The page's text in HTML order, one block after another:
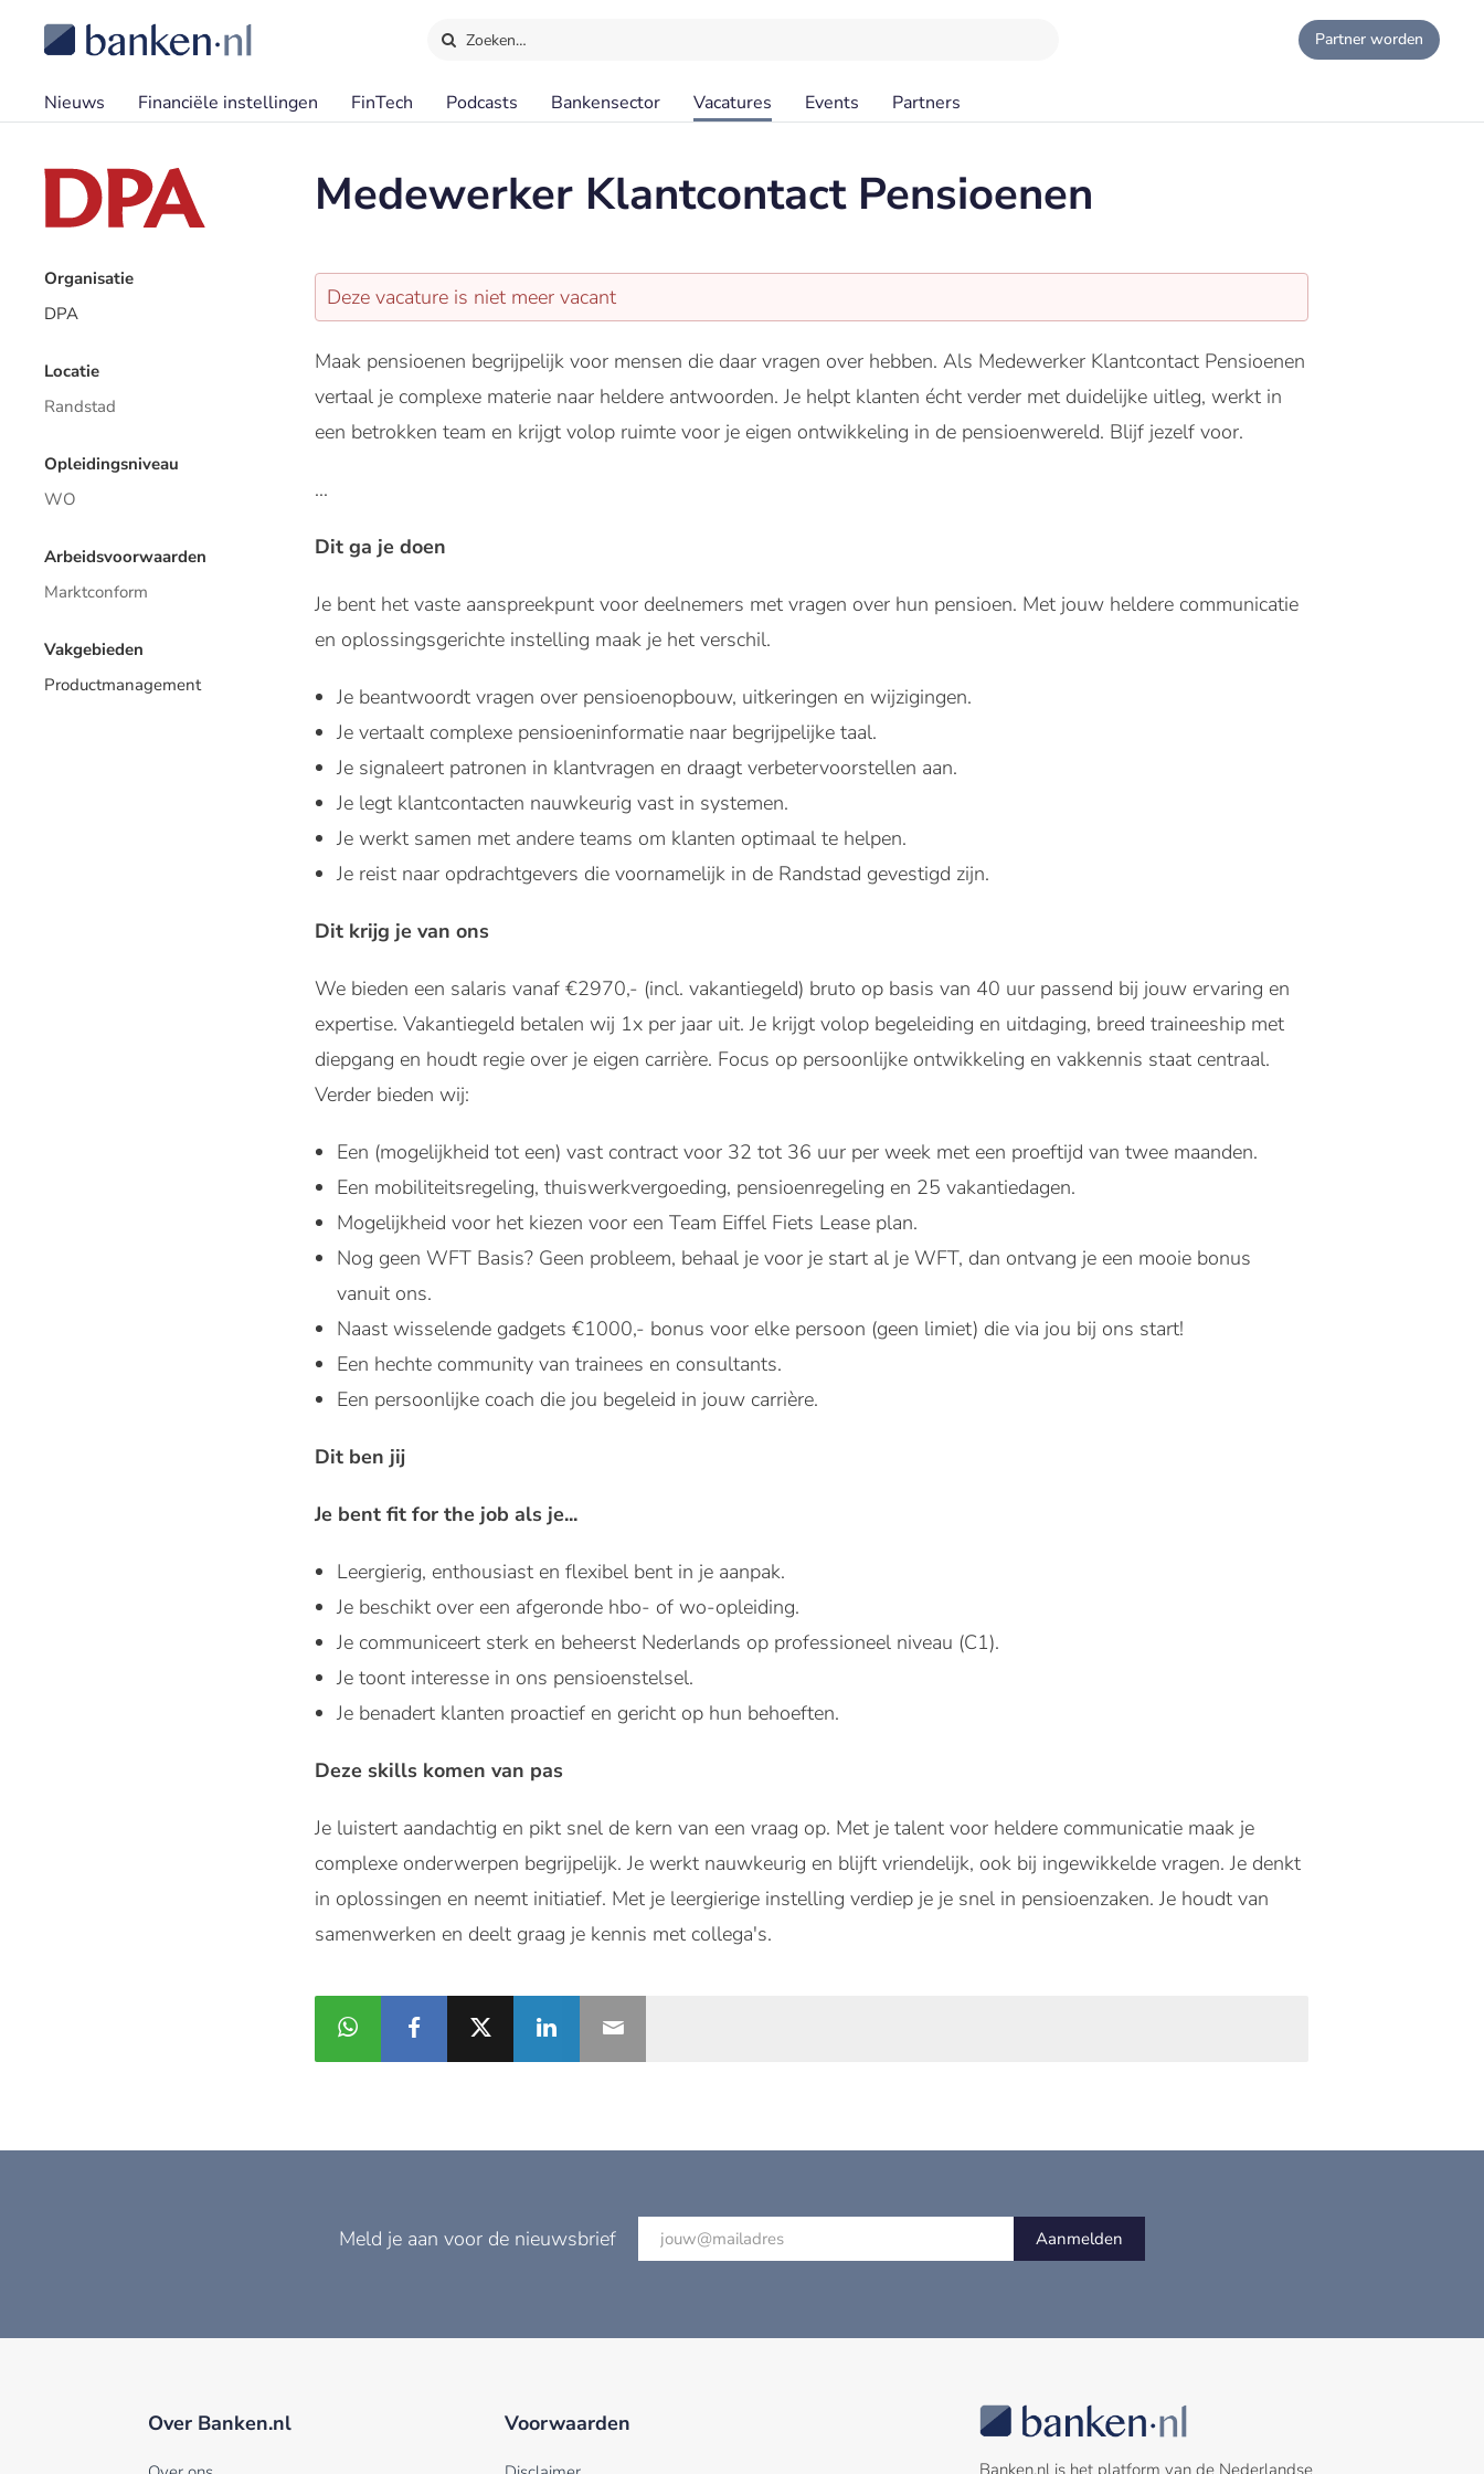
Zoeken… Partner worden
Nieuws Financiële instellingen FinTech Podcasts Bankensector Vacatures Events Partners
Medewerker Klantcontact Pensioenen
Organisatie
DPA
Locatie
Randstad
Opleidingsniveau
WO
Arbeidsvoorwaarden
Marktconform
Vakgebieden
Productmanagement
Deze vacature is niet meer vacant
Maak pensioenen begrijpelijk voor mensen die daar vragen over hebben. Als Medewerker Klantcontact Pensioenen
vertaal je complexe materie naar heldere antwoorden. Je helpt klanten écht verder met duidelijke uitleg, werkt in
een betrokken team en krijgt volop ruimte voor je eigen ontwikkeling in de pensioenwereld. Blijf jezelf voor.
...
Dit ga je doen
Je bent het vaste aanspreekpunt voor deelnemers met vragen over hun pensioen. Met jouw heldere communicatie
en oplossingsgerichte instelling maak je het verschil.
Je beantwoordt vragen over pensioenopbouw, uitkeringen en wijzigingen.
Je vertaalt complexe pensioeninformatie naar begrijpelijke taal.
Je signaleert patronen in klantvragen en draagt verbetervoorstellen aan.
Je legt klantcontacten nauwkeurig vast in systemen.
Je werkt samen met andere teams om klanten optimaal te helpen.
Je reist naar opdrachtgevers die voornamelijk in de Randstad gevestigd zijn.
Dit krijg je van ons
We bieden een salaris vanaf €2970,- (incl. vakantiegeld) bruto op basis van 40 uur passend bij jouw ervaring en
expertise. Vakantiegeld betalen wij 1x per jaar uit. Je krijgt volop begeleiding en uitdaging, breed traineeship met
diepgang en houdt regie over je eigen carrière. Focus op persoonlijke ontwikkeling en vakkennis staat centraal.
Verder bieden wij:
Een (mogelijkheid tot een) vast contract voor 32 tot 36 uur per week met een proeftijd van twee maanden.
Een mobiliteitsregeling, thuiswerkvergoeding, pensioenregeling en 25 vakantiedagen.
Mogelijkheid voor het kiezen voor een Team Eiffel Fiets Lease plan.
Nog geen WFT Basis? Geen probleem, behaal je voor je start al je WFT, dan ontvang je een mooie bonus
vanuit ons.
Naast wisselende gadgets €1000,- bonus voor elke persoon (geen limiet) die via jou bij ons start!
Een hechte community van trainees en consultants.
Een persoonlijke coach die jou begeleid in jouw carrière.
Dit ben jij
Je bent fit for the job als je...
Leergierig, enthousiast en flexibel bent in je aanpak.
Je beschikt over een afgeronde hbo- of wo-opleiding.
Je communiceert sterk en beheerst Nederlands op professioneel niveau (C1).
Je toont interesse in ons pensioenstelsel.
Je benadert klanten proactief en gericht op hun behoeften.
Deze skills komen van pas
Je luistert aandachtig en pikt snel de kern van een vraag op. Met je talent voor heldere communicatie maak je
complexe onderwerpen begrijpelijk. Je werkt nauwkeurig en blijft vriendelijk, ook bij ingewikkelde vragen. Je denkt
in oplossingen en neemt initiatief. Met je leergierige instelling verdiep je je snel in pensioenzaken. Je houdt van
samenwerken en deelt graag je kennis met collega's.
Meld je aan voor de nieuwsbrief Aanmelden
Over Banken.nl Voorwaarden
Banken.nl is het platform van de Nederlandse